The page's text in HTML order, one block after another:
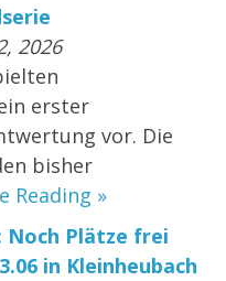
2026
erster
vor. Die
bisher
Reading »
Plätze frei
in Kleinheubach